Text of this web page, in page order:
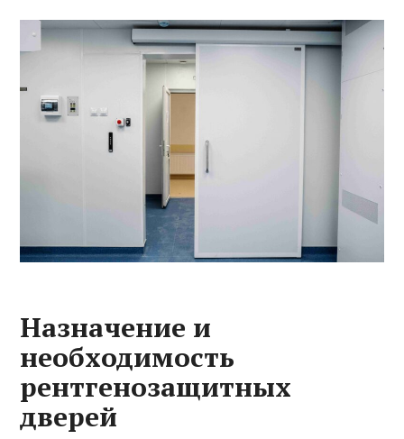
Назначение и
необходимость
рентгенозащитных
дверей